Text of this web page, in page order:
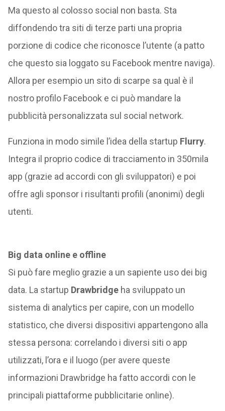
Ma questo al colosso social non basta. Sta
diffondendo tra siti di terze parti una propria
porzione di codice che riconosce l’utente (a patto
che questo sia loggato su Facebook mentre naviga).
Allora per esempio un sito di scarpe sa qual è il
nostro profilo Facebook e ci può mandare la
pubblicità personalizzata sul social network.
Funziona in modo simile l’idea della startup Flurry.
Integra il proprio codice di tracciamento in 350mila
app (grazie ad accordi con gli sviluppatori) e poi
offre agli sponsor i risultanti profili (anonimi) degli
utenti.
Big data online e offline
Si può fare meglio grazie a un sapiente uso dei big
data. La startup Drawbridgeha sviluppato un
sistema di analytics per capire, con un modello
statistico, che diversi dispositivi appartengono alla
stessa persona: correlando i diversi siti o app
utilizzati, l’ora e il luogo (per avere queste
informazioni Drawbridge ha fatto accordi con le
principali piattaforme pubblicitarie online).